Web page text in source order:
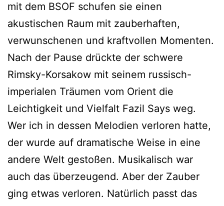
mit dem BSOF schufen sie einen
akustischen Raum mit zauberhaften,
verwunschenen und kraftvollen Momenten.
Nach der Pause drückte der schwere
Rimsky-Korsakow mit seinem russisch-
imperialen Träumen vom Orient die
Leichtigkeit und Vielfalt Fazil Says weg.
Wer ich in dessen Melodien verloren hatte,
der wurde auf dramatische Weise in eine
andere Welt gestoßen. Musikalisch war
auch das überzeugend. Aber der Zauber
ging etwas verloren. Natürlich passt das